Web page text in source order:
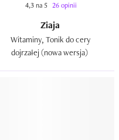
4,3 na 5 26 opinii
Ziaja
Witaminy, Tonik do cery